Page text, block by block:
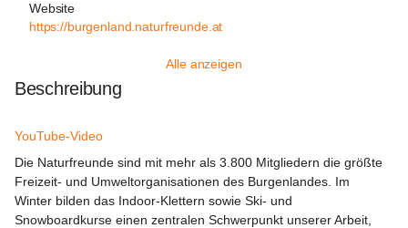
Website
https://burgenland.naturfreunde.at
Alle anzeigen
Beschreibung
YouTube-Video
Die Naturfreunde sind mit mehr als 3.800 Mitgliedern die größte
Freizeit- und Umweltorganisationen des Burgenlandes. Im
Winter bilden das Indoor-Klettern sowie Ski- und
Snowboardkurse einen zentralen Schwerpunkt unserer Arbeit,